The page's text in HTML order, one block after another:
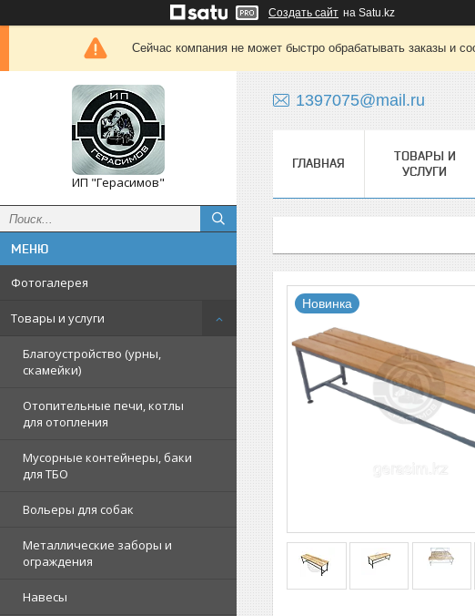
Создать сайт на Satu.kz
Сейчас компания не может быстро обрабатывать заказы и
ИП "Герасимов"
Фотогалерея
Товары и услуги
Благоустройство (урны,
скамейки)
Отопительные печи, котлы
для отопления
Мусорные контейнеры, баки
для ТБО
Вольеры для собак
Металлические заборы и
ограждения
Навесы
1397075@mail.ru
ГЛАВНАЯ
ТОВАРЫ И
УСЛУГИ
Новинка